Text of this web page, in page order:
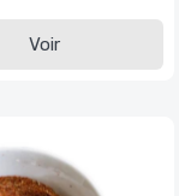
Voir